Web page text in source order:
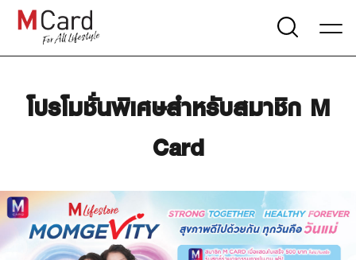
โปรโมชั่นพิเศษสำหรับสมาชิก M
Card